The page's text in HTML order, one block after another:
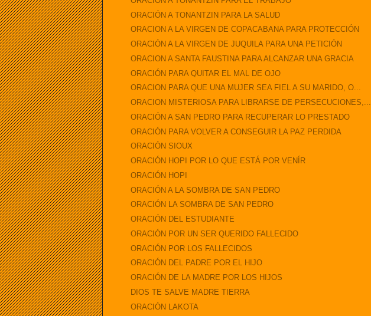
ORACIÓN A TONANTZIN PARA LA SALUD
ORACION A LA VIRGEN DE COPACABANA PARA PROTECCIÓN
ORACIÓN A LA VIRGEN DE JUQUILA PARA UNA PETICIÓN
ORACION A SANTA FAUSTINA PARA ALCANZAR UNA GRACIA
ORACIÓN PARA QUITAR EL MAL DE OJO
ORACION PARA QUE UNA MUJER SEA FIEL A SU MARIDO, O...
ORACION MISTERIOSA PARA LIBRARSE DE PERSECUCIONES,...
ORACIÓN A SAN PEDRO PARA RECUPERAR LO PRESTADO
ORACIÓN PARA VOLVER A CONSEGUIR LA PAZ PERDIDA
ORACIÓN SIOUX
ORACIÓN HOPI POR LO QUE ESTÁ POR VENÍR
ORACIÓN HOPI
ORACIÓN A LA SOMBRA DE SAN PEDRO
ORACIÓN LA SOMBRA DE SAN PEDRO
ORACIÓN DEL ESTUDIANTE
ORACIÓN POR UN SER QUERIDO FALLECIDO
ORACIÓN POR LOS FALLECIDOS
ORACIÓN DEL PADRE POR EL HIJO
ORACIÓN DE LA MADRE POR LOS HIJOS
DIOS TE SALVE MADRE TIERRA
ORACIÓN LAKOTA